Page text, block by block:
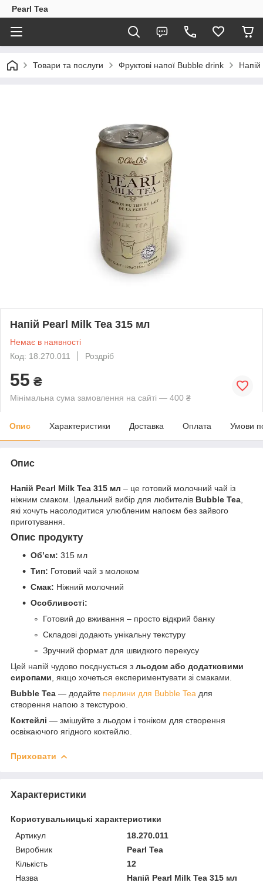
Pearl Tea
Товари та послуги Фруктові напої Bubble drink
Напій Pearl Milk Tea 315 мл
Немає в наявності
Код: 18.270.011
Роздріб
55 ₴
Мінімальна сума замовлення на сайті — 400 ₴
Опис Характеристики Доставка Оплата Умови
Опис
Напій Pearl Milk Tea 315 мл – це готовий молочний чай із
ніжним смаком. Ідеальний вибір для любителів Bubble Tea
які хочуть насолодитися улюбленим напоєм без зайвого
приготування.
Опис продукту
Об’єм: 315 мл
Тип: Готовий чай з молоком
Смак: Ніжний молочний
Особливості:
Готовий до вживання – просто відкрий банку
Складові додають унікальну текстуру
Зручний формат для швидкого перекусу
Цей напій чудово поєднується з льодом або додатковими
сиропами , якщо хочеться експериментувати зі смаками.
Bubble Tea — додайте перлини для Bubble Tea для
створення напою з текстурою.
Коктейлі — змішуйте з льодом і тоніком для створення
освіжаючого ягідного коктейлю.
Приховати
Характеристики
Користувальницькі характеристики
Артикул
18.270.011
Виробник
Pearl Tea
Кількість
12
Назва
Напій Pearl Milk Tea 315 мл